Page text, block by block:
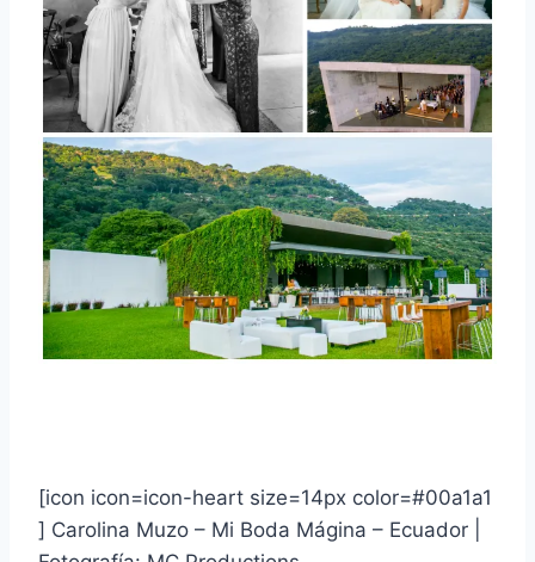
[icon icon=icon-heart size=14px color=#00a1a1
] Carolina Muzo – Mi Boda Mágina – Ecuador |